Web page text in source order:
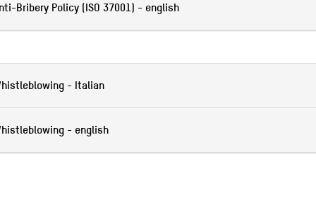
Bribery Policy (ISO 37001) - english
- Italian
- english